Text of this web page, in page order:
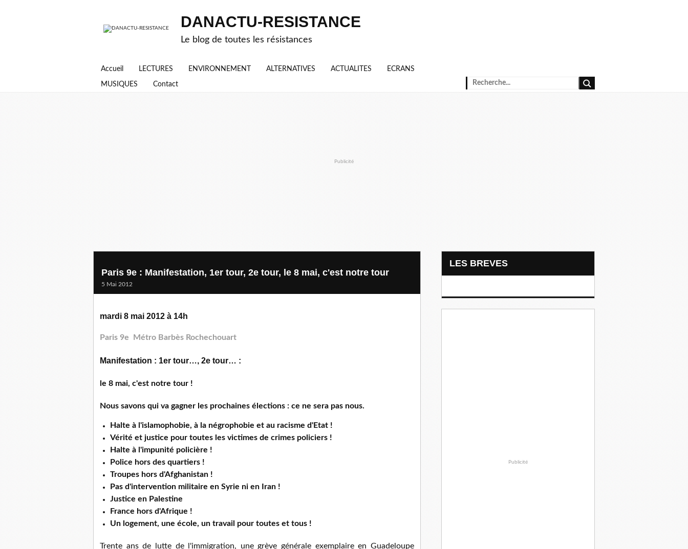
DANACTU-RESISTANCE
Le blog de toutes les résistances
Accueil LECTURES ENVIRONNEMENT ALTERNATIVES ACTUALITES ECRANS
MUSIQUES Contact
Publicité
Paris 9e : Manifestation, 1er tour, 2e tour, le 8 mai, c'est notre tour
5 Mai 2012
mardi 8 mai 2012 à 14h
Paris 9e Métro Barbès Rochechouart
Manifestation : 1er tour…, 2e tour… :
le 8 mai, c'est notre tour !
Nous savons qui va gagner les prochaines élections : ce ne sera pas nous.
Halte à l'islamophobie, à la négrophobie et au racisme d'Etat !
Vérité et justice pour toutes les victimes de crimes policiers !
Halte à l'impunité policière !
Police hors des quartiers !
Troupes hors d'Afghanistan !
Pas d'intervention militaire en Syrie ni en Iran !
Justice en Palestine
France hors d'Afrique !
Un logement, une école, un travail pour toutes et tous !
Trente ans de lutte de l'immigration, une grève générale exemplaire en Guadeloupe
LES BREVES
Publicité